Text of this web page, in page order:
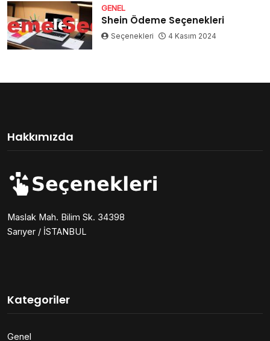
GENEL
Shein Ödeme Seçenekleri
Seçenekleri 4 Kasım 2024
Hakkımızda
Maslak Mah. Bilim Sk. 34398
Sarıyer / İSTANBUL
Kategoriler
Genel